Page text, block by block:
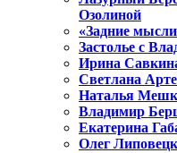
Озолиной
«Задние
Застолье с
Ирина
Светлана
Наталья
Владимир
Екатерина
Олег